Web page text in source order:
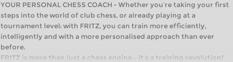
YOUR PERSONAL CHESS COACH - Whether you’re taking your first
steps into the world of club chess, or already playing at a
tournament level: with FRITZ, you can train more efficiently,
intelligently and with a more personalised approach than ever
before.
FRITZ is more than just a chess engine – it’s a training revolution!